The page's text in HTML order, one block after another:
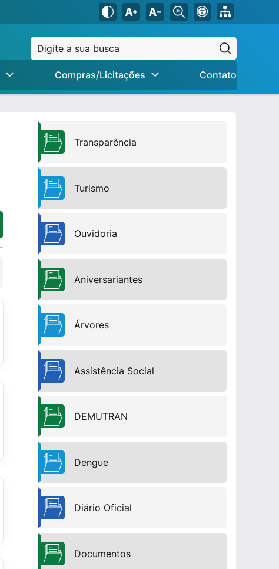
Compras/Licitações Contato
Transparência
Turismo
Ouvidoria
Aniversariantes
Árvores
Assistência Social
DEMUTRAN
Dengue
Diário Oficial
Documentos